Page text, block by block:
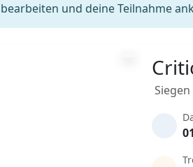
und deine Teilnahme
Siegen